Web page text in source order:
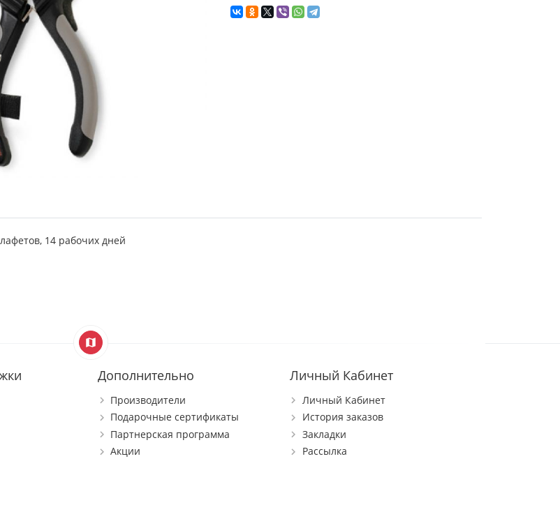
14 рабочих дней
Дополнительно
Производители
Подарочные сертификаты
Партнерская программа
Акции
Личный Кабинет
Личный Кабинет
История заказов
Закладки
Рассылка